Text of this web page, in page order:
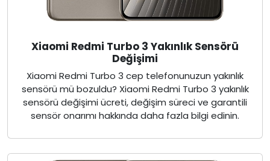
Xiaomi Redmi Turbo 3 Yakınlık Sensörü
Değişimi
Xiaomi Redmi Turbo 3 cep telefonunuzun yakınlık
sensörü mü bozuldu? Xiaomi Redmi Turbo 3 yakınlık
sensörü değişimi ücreti, değişim süreci ve garantili
sensör onarımı hakkında daha fazla bilgi edinin.